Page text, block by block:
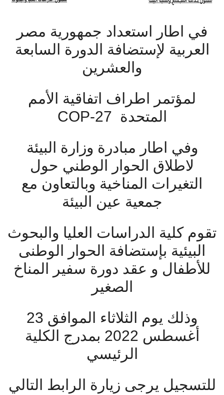
في اطار استعداد جمهورية مصر
العربية لإستضافة الدورة السابعة
والعشرين
لمؤتمر اطراف اتفاقية الأمم
المتحدة COP-27
وفي اطار مبادرة وزارة البيئة
لاطلاق الحوار الوطني حول
التغيرات المناخية وبالتعاون مع
جمعية عين البيئة
تقوم كلية الدراسات العليا والبحوث
البيئية بإستضافة الحوار الوطنى
للأطفال و عقد دورة سفير المناخ
الصغير
وذلك يوم الثلاثاء الموافق 23
أغسطس 2022 بمدرج الكلية
الرئيسي
للتسجيل يرجى زيارة الرابط التالي